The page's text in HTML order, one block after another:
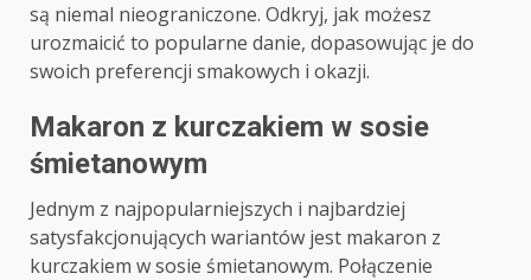
są niemal nieograniczone. Odkryj, jak możesz
urozmaicić to popularne danie, dopasowując je do
swoich preferencji smakowych i okazji.
Makaron z kurczakiem w sosie
śmietanowym
Jednym z najpopularniejszych i najbardziej
satysfakcjonujących wariantów jest makaron z
kurczakiem w sosie śmietanowym. Połączenie